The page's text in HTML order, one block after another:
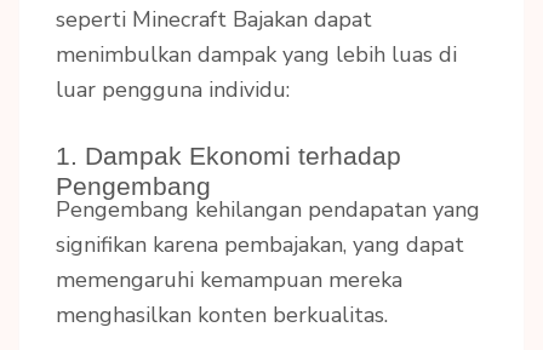
seperti Minecraft Bajakan dapat
menimbulkan dampak yang lebih luas di
luar pengguna individu:
1. Dampak Ekonomi terhadap
Pengembang
Pengembang kehilangan pendapatan yang
signifikan karena pembajakan, yang dapat
memengaruhi kemampuan mereka
menghasilkan konten berkualitas.